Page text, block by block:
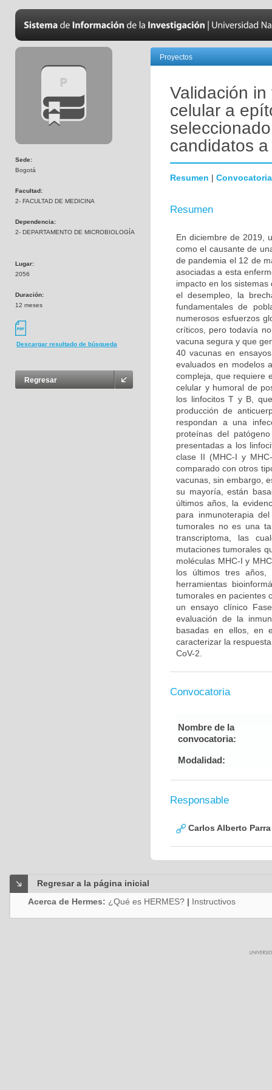
Sede:
Bogotá
Facultad:
2- FACULTAD DE MEDICINA
Dependencia:
2- DEPARTAMENTO DE MICROBIOLOGÍA
Lugar:
2056
Duración:
12 meses
Descargar resultado de búsqueda
Regresar
Proyectos
Validación
celular a
candidatos
Resumen | Convocatoria
Resumen
En diciembre de 2019,
como el causante de
de pandemia el 12 de
asociadas a esta
impacto en los
el desempleo, la
fundamentales de
numerosos esfuerzos
críticos, pero todavía
vacuna segura y que
40 vacunas en
evaluados en modelos
compleja, que requiere
celular y humoral de
los linfocitos T y B,
producción de
respondan a una
proteínas del
presentadas a los
clase II (MHC-I y
comparado con otros
vacunas, sin embargo,
su mayoría, están
últimos años, la
para inmunoterapia
tumorales no es una
transcriptoma, las
mutaciones tumorales
moléculas MHC-I y
los últimos tres años,
herramientas
tumorales en pacientes
un ensayo clínico
evaluación de la
basadas en ellos, en
caracterizar la
CoV-2.
Convocatoria
Nombre de la
convocatoria:
Modalidad:
Responsable
Carlos Alberto
Regresar a la página inicial
Acerca de Hermes: ¿Qué es HERMES? | Instructivos